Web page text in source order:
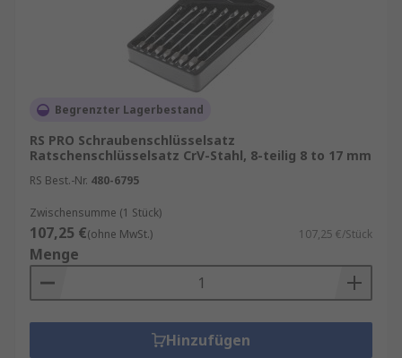
Begrenzter Lagerbestand
RS PRO Schraubenschlüsselsatz
Ratschenschlüsselsatz CrV-Stahl, 8-teilig 8 to 17 mm
RS Best.-Nr. 480-6795
Zwischensumme (1 Stück)
107,25 €(ohne MwSt.) 107,25 €/Stück
Menge
Hinzufügen